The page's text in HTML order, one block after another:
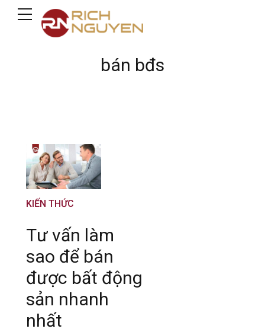
bán bđs
KIẾN THỨC
Tư vấn làm
sao để bán
được bất động
sản nhanh
nhất